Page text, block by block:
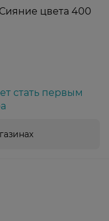
цвета 400
стать первым